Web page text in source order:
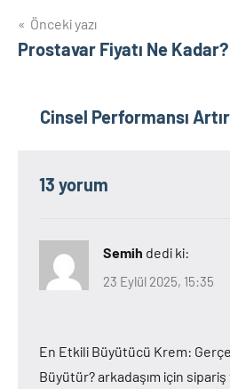
Yazı
gezinmesi
Önceki yazı
Prostavar Fiyatı Ne
Cinsel Performansı
13 yorum
Semih dedi ki:
23 Eylül 2025, 15:35
En Etkili Büyütücü Krem:
Büyütür? arkadaşım için